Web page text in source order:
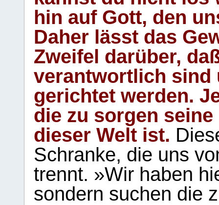
hin auf Gott, den
Daher lässt das
Zweifel darüber,
verantwortlich sind
gerichtet werden.
die zu sorgen
dieser Welt ist.
Schranke, die uns
trennt. »Wir haben
sondern suchen die